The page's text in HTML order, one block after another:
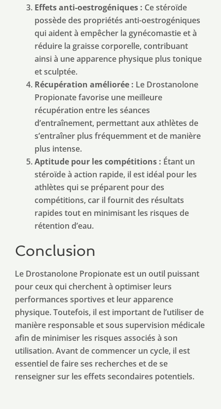
Effets anti-oestrogéniques : Ce stéroïde
possède des propriétés anti-oestrogéniques
qui aident à empêcher la gynécomastie et à
réduire la graisse corporelle, contribuant
ainsi à une apparence physique plus tonique
et sculptée.
Récupération améliorée : Le Drostanolone
Propionate favorise une meilleure
récupération entre les séances
d’entraînement, permettant aux athlètes de
s’entraîner plus fréquemment et de manière
plus intense.
Aptitude pour les compétitions : Étant un
stéroïde à action rapide, il est idéal pour les
athlètes qui se préparent pour des
compétitions, car il fournit des résultats
rapides tout en minimisant les risques de
rétention d’eau.
Conclusion
Le Drostanolone Propionate est un outil puissant
pour ceux qui cherchent à optimiser leurs
performances sportives et leur apparence
physique. Toutefois, il est important de l’utiliser de
manière responsable et sous supervision médicale
afin de minimiser les risques associés à son
utilisation. Avant de commencer un cycle, il est
essentiel de faire ses recherches et de se
renseigner sur les effets secondaires potentiels.